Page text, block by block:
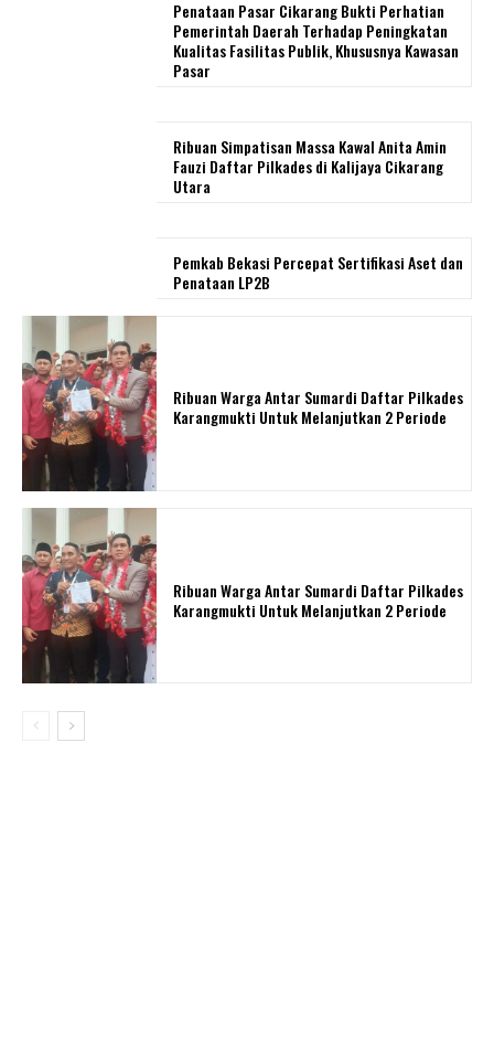
Penataan Pasar Cikarang Bukti Perhatian
Pemerintah Daerah Terhadap Peningkatan
Kualitas Fasilitas Publik, Khususnya Kawasan
Pasar
Ribuan Simpatisan Massa Kawal Anita Amin
Fauzi Daftar Pilkades di Kalijaya Cikarang
Utara
Pemkab Bekasi Percepat Sertifikasi Aset dan
Penataan LP2B
Ribuan Warga Antar Sumardi Daftar Pilkades
Karangmukti Untuk Melanjutkan 2 Periode
Ribuan Warga Antar Sumardi Daftar Pilkades
Karangmukti Untuk Melanjutkan 2 Periode